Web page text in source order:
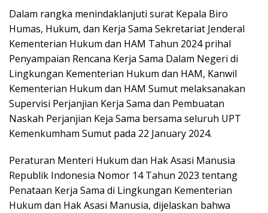
Dalam rangka menindaklanjuti surat Kepala Biro
Humas, Hukum, dan Kerja Sama Sekretariat Jenderal
Kementerian Hukum dan HAM Tahun 2024 prihal
Penyampaian Rencana Kerja Sama Dalam Negeri di
Lingkungan Kementerian Hukum dan HAM, Kanwil
Kementerian Hukum dan HAM Sumut melaksanakan
Supervisi Perjanjian Kerja Sama dan Pembuatan
Naskah Perjanjian Keja Sama bersama seluruh UPT
Kemenkumham Sumut pada 22 January 2024.
Peraturan Menteri Hukum dan Hak Asasi Manusia
Republik Indonesia Nomor 14 Tahun 2023 tentang
Penataan Kerja Sama di Lingkungan Kementerian
Hukum dan Hak Asasi Manusia, dijelaskan bahwa